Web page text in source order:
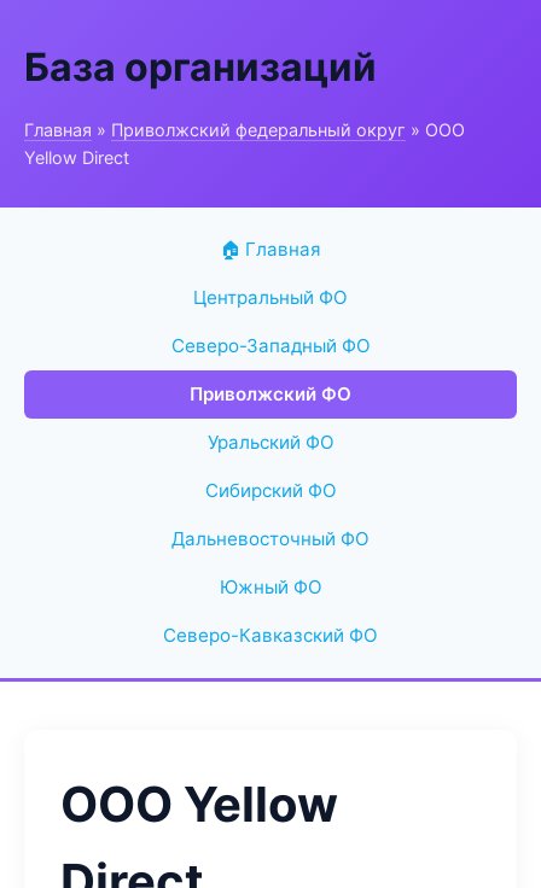
База организаций
Главная » Приволжский федеральный округ » ООО
Yellow Direct
🏠 Главная
Центральный ФО
Северо-Западный ФО
Приволжский ФО
Уральский ФО
Сибирский ФО
Дальневосточный ФО
Южный ФО
Северо-Кавказский ФО
ООО Yellow